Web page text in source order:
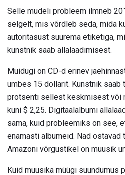
Selle mudeli probleem ilmneb
selgelt, mis võrdleb seda, mida
autoritasust suurema etiketiga,
kunstnik saab allalaadimisest.
Muidugi on CD-d erinev
umbes 15 dollarit. Kunstnik saab
protsenti sellest keskmisest või
kuni $ 2,25. Digitaalalbumi
sama, kuid probleemiks on see,
enamasti albumeid. Nad
Amazoni võrgustikel on muusik
Kuid muusika müügi suundumus